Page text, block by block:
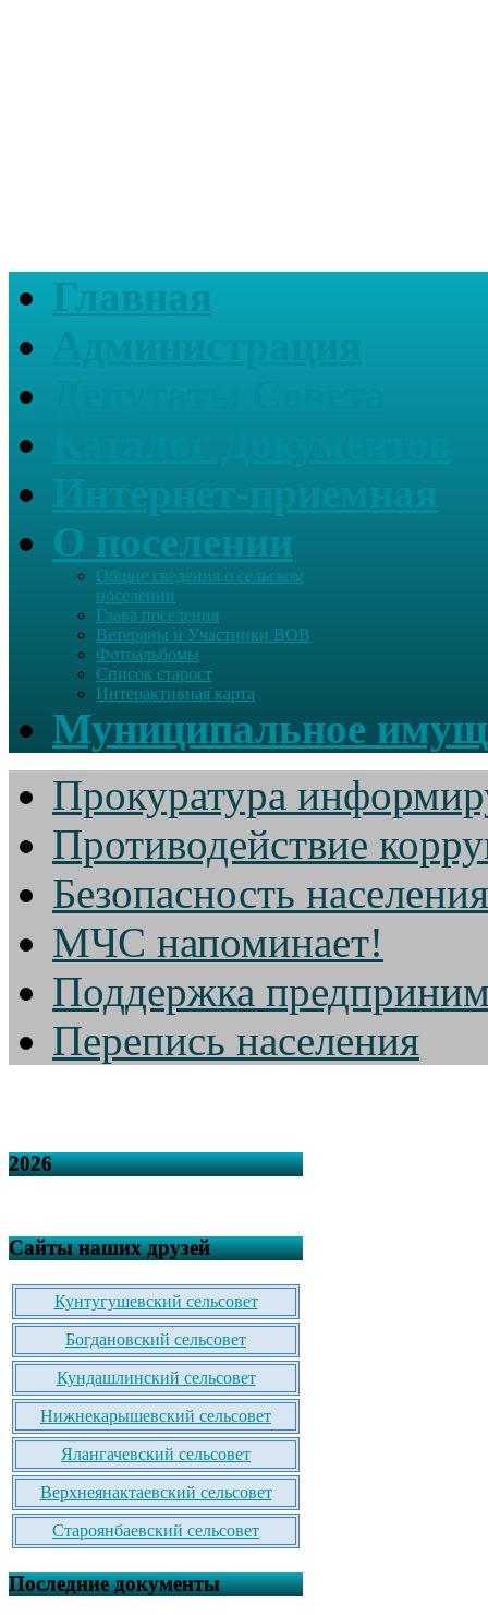
Главная
О поселении
Общие сведения о сельском
поселении
Глава поселения
Ветераны и Участники ВОВ
Фотоальбомы
Список старост
Интерактивная карта
Муниципальное
Прокуратура
Противодействие
Безопасность населения
МЧС напоминает!
Поддержка
Перепись населения
2026
Сайты наших друзей
Кунтугушевский сельсовет
Богдановский сельсовет
Кундашлинский сельсовет
Нижнекарышевский сельсовет
Ялангачевский сельсовет
Верхнеянактаевский сельсовет
Староянбаевский сельсовет
Последние документы